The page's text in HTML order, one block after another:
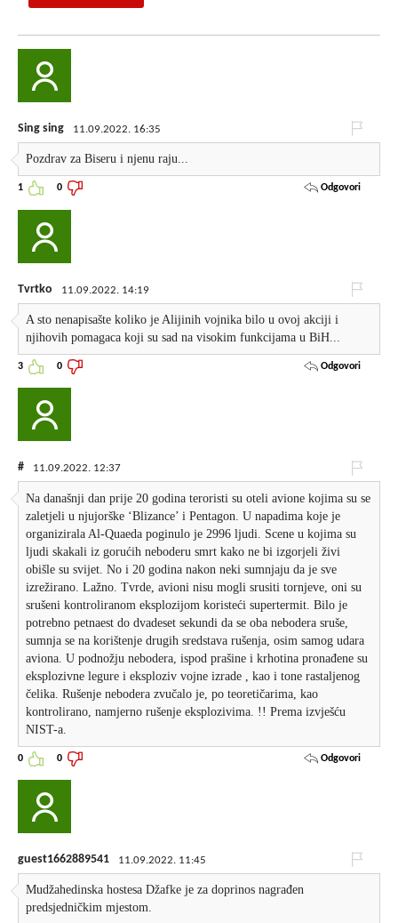
Sing sing 11.09.2022. 16:35
Pozdrav za Biseru i njenu raju...
1 0 Odgovori
Tvrtko 11.09.2022. 14:19
A sto nenapisašte koliko je Alijinih vojnika bilo u ovoj akciji i
njihovih pomagaca koji su sad na visokim funkcijama u BiH...
3 0 Odgovori
# 11.09.2022. 12:37
Na današnji dan prije 20 godina teroristi su oteli avione kojima su se
zaletjeli u njujorške ‘Blizance’ i Pentagon. U napadima koje je
organizirala Al-Quaeda poginulo je 2996 ljudi. Scene u kojima su
ljudi skakali iz gorućih neboderu smrt kako ne bi izgorjeli živi
obišle su svijet. No i 20 godina nakon neki sumnjaju da je sve
izrežirano. Lažno. Tvrde, avioni nisu mogli srusiti tornjeve, oni su
srušeni kontroliranom eksplozijom koristeći supertermit. Bilo je
potrebno petnaest do dvadeset sekundi da se oba nebodera sruše,
sumnja se na korištenje drugih sredstava rušenja, osim samog udara
aviona. U podnožju nebodera, ispod prašine i krhotina pronađene su
eksplozivne legure i eksploziv vojne izrade , kao i tone rastaljenog
čelika. Rušenje nebodera zvučalo je, po teoretičarima, kao
kontrolirano, namjerno rušenje eksplozivima. !! Prema izvješću
NIST-a.
0 0 Odgovori
guest1662889541 11.09.2022. 11:45
Mudžahedinska hostesa Džafke je za doprinos nagrađen
predsjedničkim mjestom.